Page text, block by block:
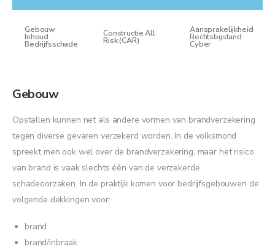
Gebouw
Inhoud
Bedrijfsschade
Constructie All
Risk (CAR)
Aansprakelijkheid
Rechtsbijstand
Cyber
Gebouw
Opstallen kunnen net als andere vormen van brandverzekering
tegen diverse gevaren verzekerd worden. In de volksmond
spreekt men ook wel over de brandverzekering, maar het risico
van brand is vaak slechts één van de verzekerde
schadeoorzaken. In de praktijk komen voor bedrijfsgebouwen de
volgende dekkingen voor:
brand
brand/inbraak